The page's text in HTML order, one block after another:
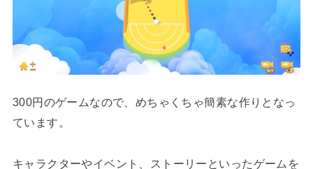
300円のゲームなので、めちゃくちゃ簡素な作りとなっ
ています。
キャラクターやイベント、ストーリーといったゲームを